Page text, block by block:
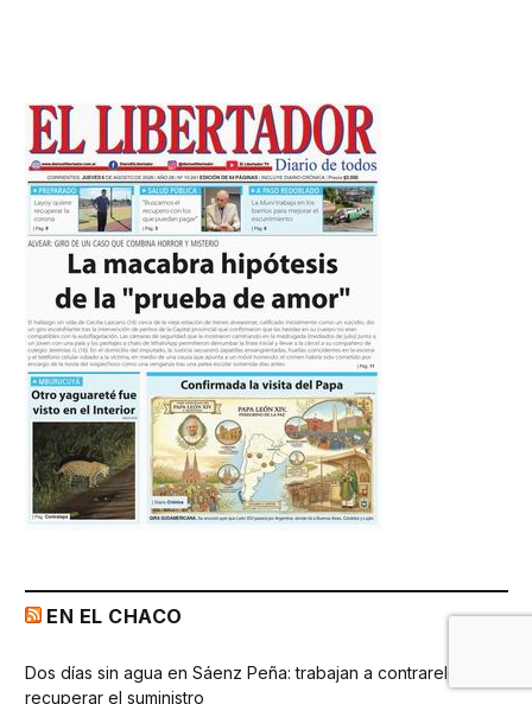
EN EL CHACO
Dos días sin agua en Sáenz Peña: trabajan a contrareloj para
recuperar el suministro